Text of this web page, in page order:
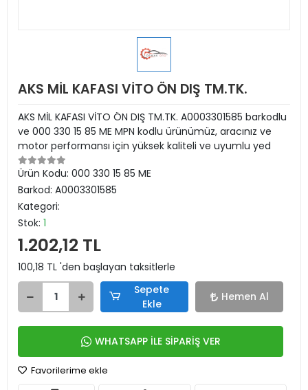
AKS MİL KAFASI VİTO ÖN DIŞ TM.TK.
AKS MİL KAFASI VİTO ÖN DIŞ TM.TK. A0003301585 barkodlu
ve 000 330 15 85 ME MPN kodlu ürünümüz, aracınız ve
motor performansı için yüksek kaliteli ve uyumlu yed
Ürün Kodu: 000 330 15 85 ME
Barkod: A0003301585
Kategori:
Stok: 1
1.202,12 TL
100,18 TL 'den başlayan taksitlerle
Sepete
Ekle
Hemen Al
WHATSAPP İLE SİPARİŞ VER
Favorilerime ekle